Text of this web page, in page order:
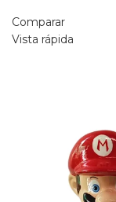
Comparar
Vista rápida